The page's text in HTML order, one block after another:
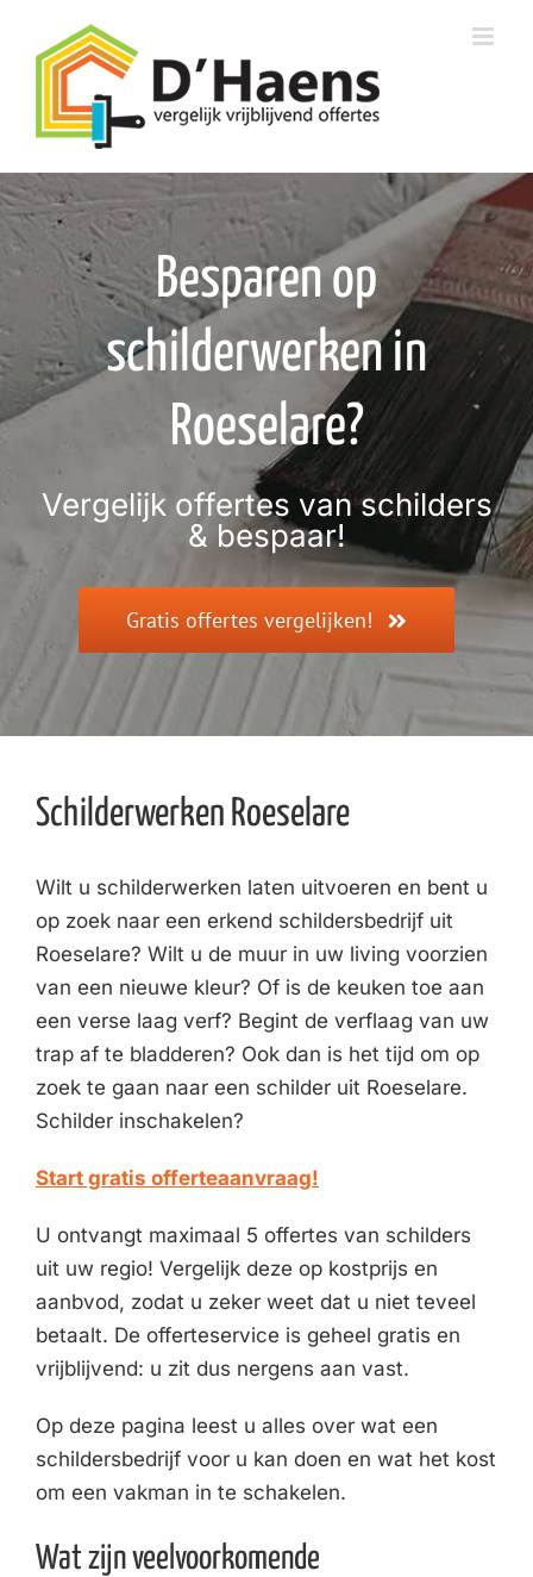
content
Besparen op
schilderwerken in
Roeselare?
Vergelijk offertes van schilders
& bespaar!
Gratis offertes vergelijken!
Schilderwerken Roeselare
Wilt u schilderwerken laten uitvoeren en bent u
op zoek naar een erkend schildersbedrijf uit
Roeselare? Wilt u de muur in uw living voorzien
van een nieuwe kleur? Of is de keuken toe aan
een verse laag verf? Begint de verflaag van uw
trap af te bladderen? Ook dan is het tijd om op
zoek te gaan naar een schilder uit Roeselare.
Schilder inschakelen?
Start gratis offerteaanvraag!
U ontvangt maximaal 5 offertes van schilders
uit uw regio! Vergelijk deze op kostprijs en
aanbvod, zodat u zeker weet dat u niet teveel
betaalt. De offerteservice is geheel gratis en
vrijblijvend: u zit dus nergens aan vast.
Op deze pagina leest u alles over wat een
schildersbedrijf voor u kan doen en wat het kost
om een vakman in te schakelen.
Wat zijn veelvoorkomende